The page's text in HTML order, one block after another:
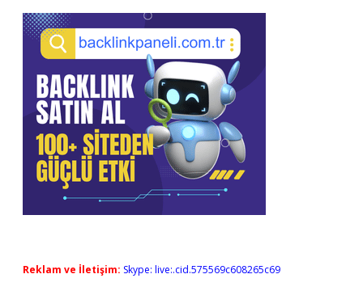
Reklam ve İletişim: Skype: live:.cid.575569c608265c69